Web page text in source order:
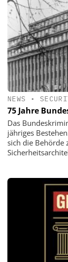
NEWS •
75 Jahre
Das
jähriges
sich die Behörde